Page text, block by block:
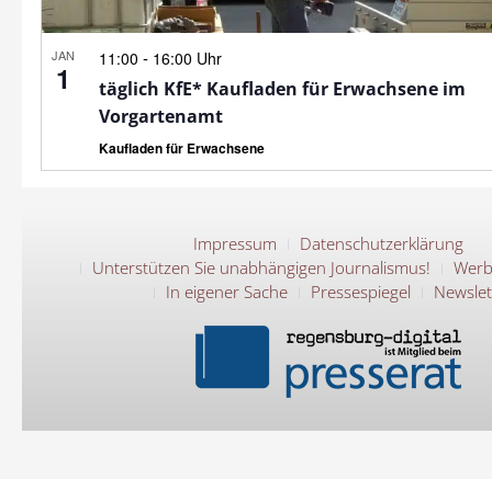
JAN
1
11:00 - 16:00 Uhr
täglich KfE* Kaufladen für Erwachsene im
Vorgartenamt
Kaufladen für Erwachsene
Impressum
Datenschutzerklärung
Unterstützen Sie unabhängigen Journalismus!
In eigener Sache
Pressespiegel